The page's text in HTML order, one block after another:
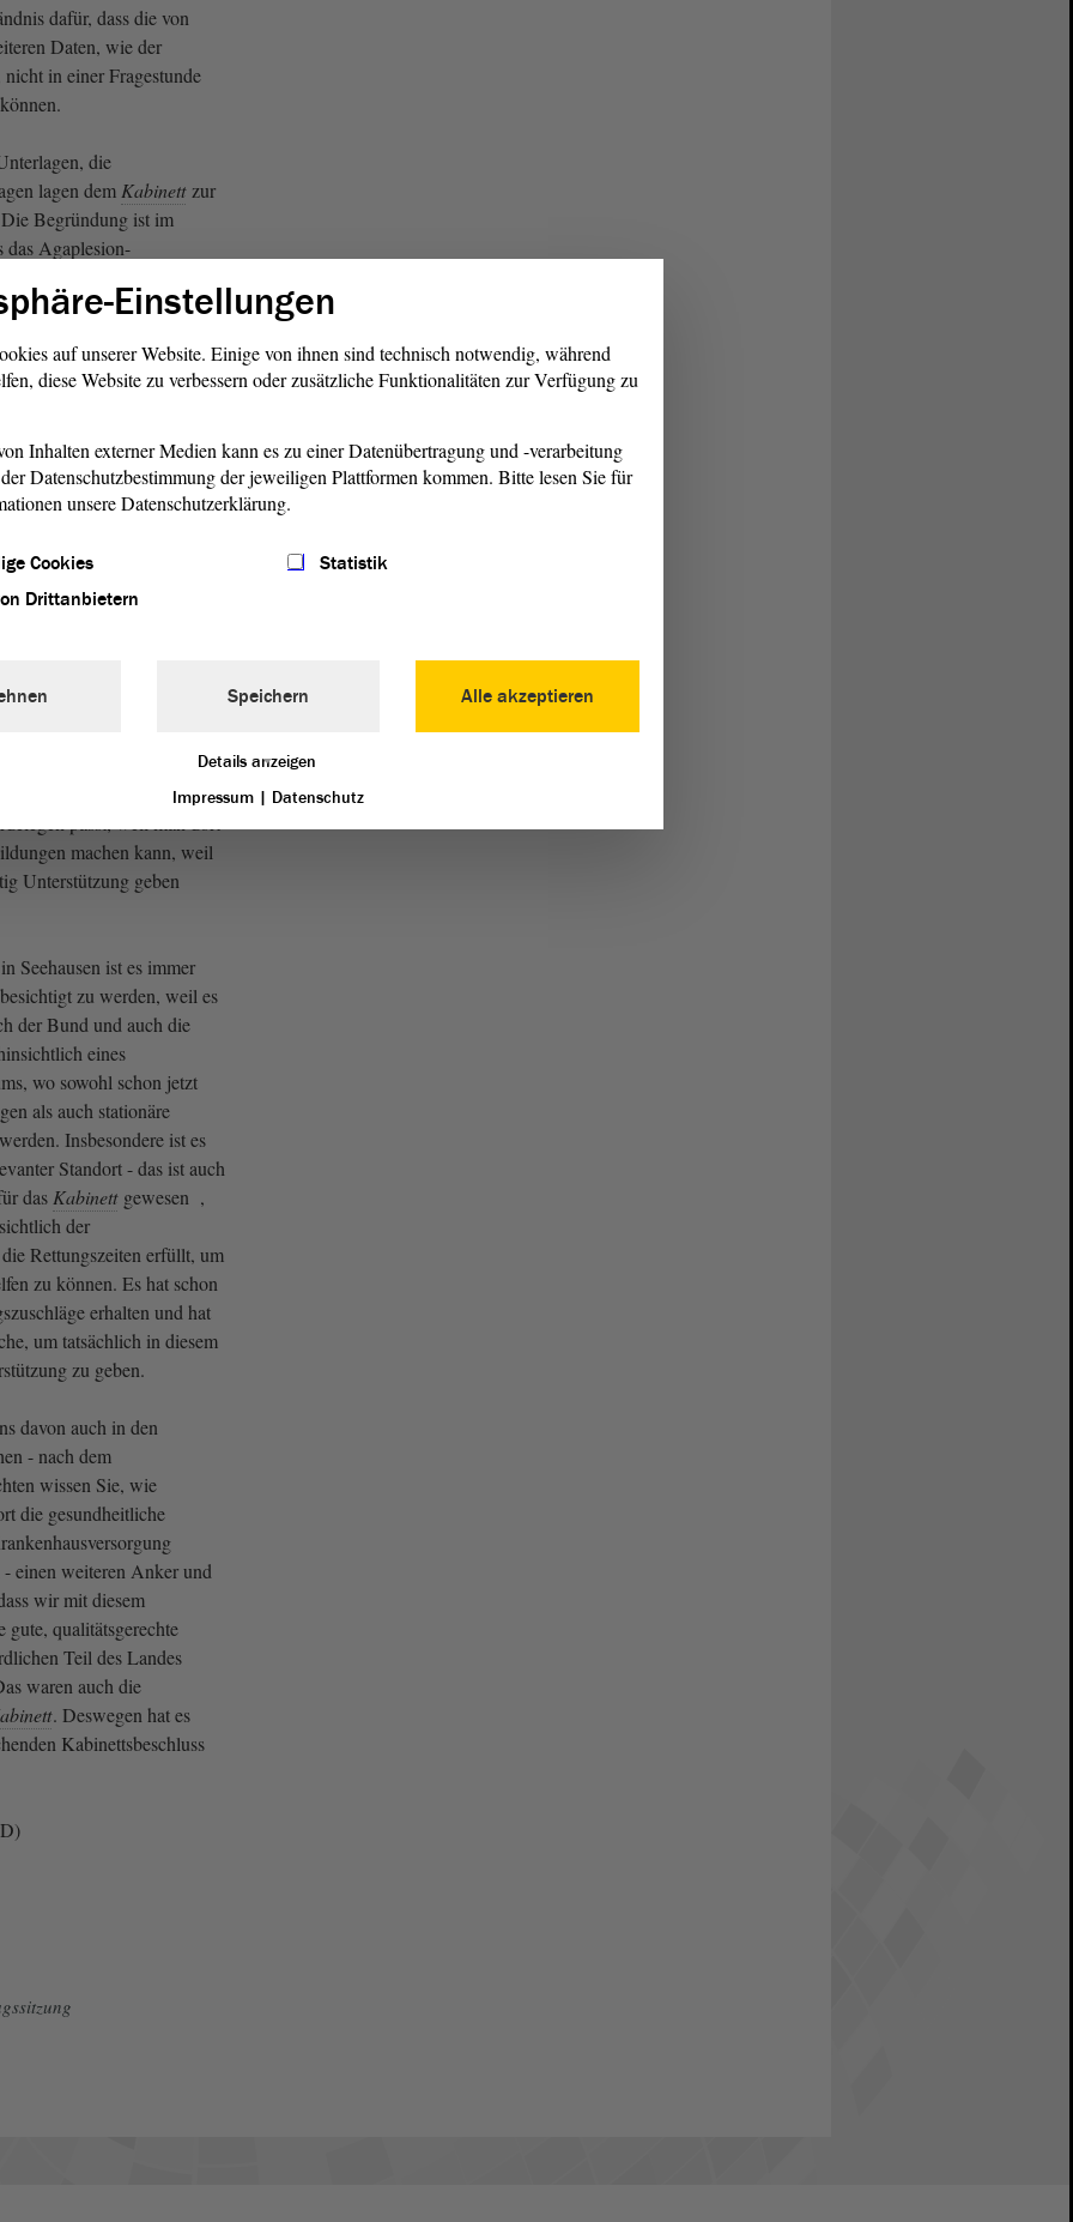
dafür, dass die von
Daten, wie der
in einer Fragestunde
die
lagen dem Kabinett zur
Begründung ist im
das Agaplesion-
nicht in eine
gekommen ist - das
dargestellt , sondern aus
- wie in Dessau -
seinen Hauptort, Leipzig,
es dort ein Netzwerk
dort seine
anbieten will.
in Dessau ist
Städtischen Klinikum
das Nicken; auch
Entscheidung. Auch dies
Gründe, sondern
und wurde gut gemacht.
hat sich deswegen
in Seehausen zu
gut in den Klinikverbund
passt, weil man dort
machen kann, weil
Unterstützung geben
Seehausen ist es immer
zu werden, weil es
der Bund und auch die
eines
wo sowohl schon jetzt
als auch stationäre
Insbesondere ist es
Standort - das ist auch
das Kabinett gewesen ,
der
Rettungszeiten erfüllt, um
zu können. Es hat schon
erhalten und hat
um tatsächlich in diesem
zu geben.
davon auch in den
- nach dem
wissen Sie, wie
die gesundheitliche
einen weiteren Anker und
wir mit diesem
qualitätsgerechte
Teil des Landes
waren auch die
. Deswegen hat es
Kabinettsbeschluss
Einstellungen
auf unserer Website. Einige von ihnen sind technisch notwendig, während
diese Website zu verbessern oder zusätzliche Funktionalitäten zur Verfügung zu
Inhalten externer Medien kann es zu einer Datenübertragung und -verarbeitung
Datenschutzbestimmung der jeweiligen Plattformen kommen. Bitte lesen Sie für
unsere Datenschutzerklärung.
Cookies
Statistik
Drittanbietern
Alle akzeptieren
Speichern
Details anzeigen
Impressum | Datenschutz